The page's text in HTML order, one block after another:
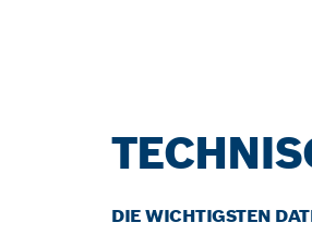
DIE WICHTIGSTEN